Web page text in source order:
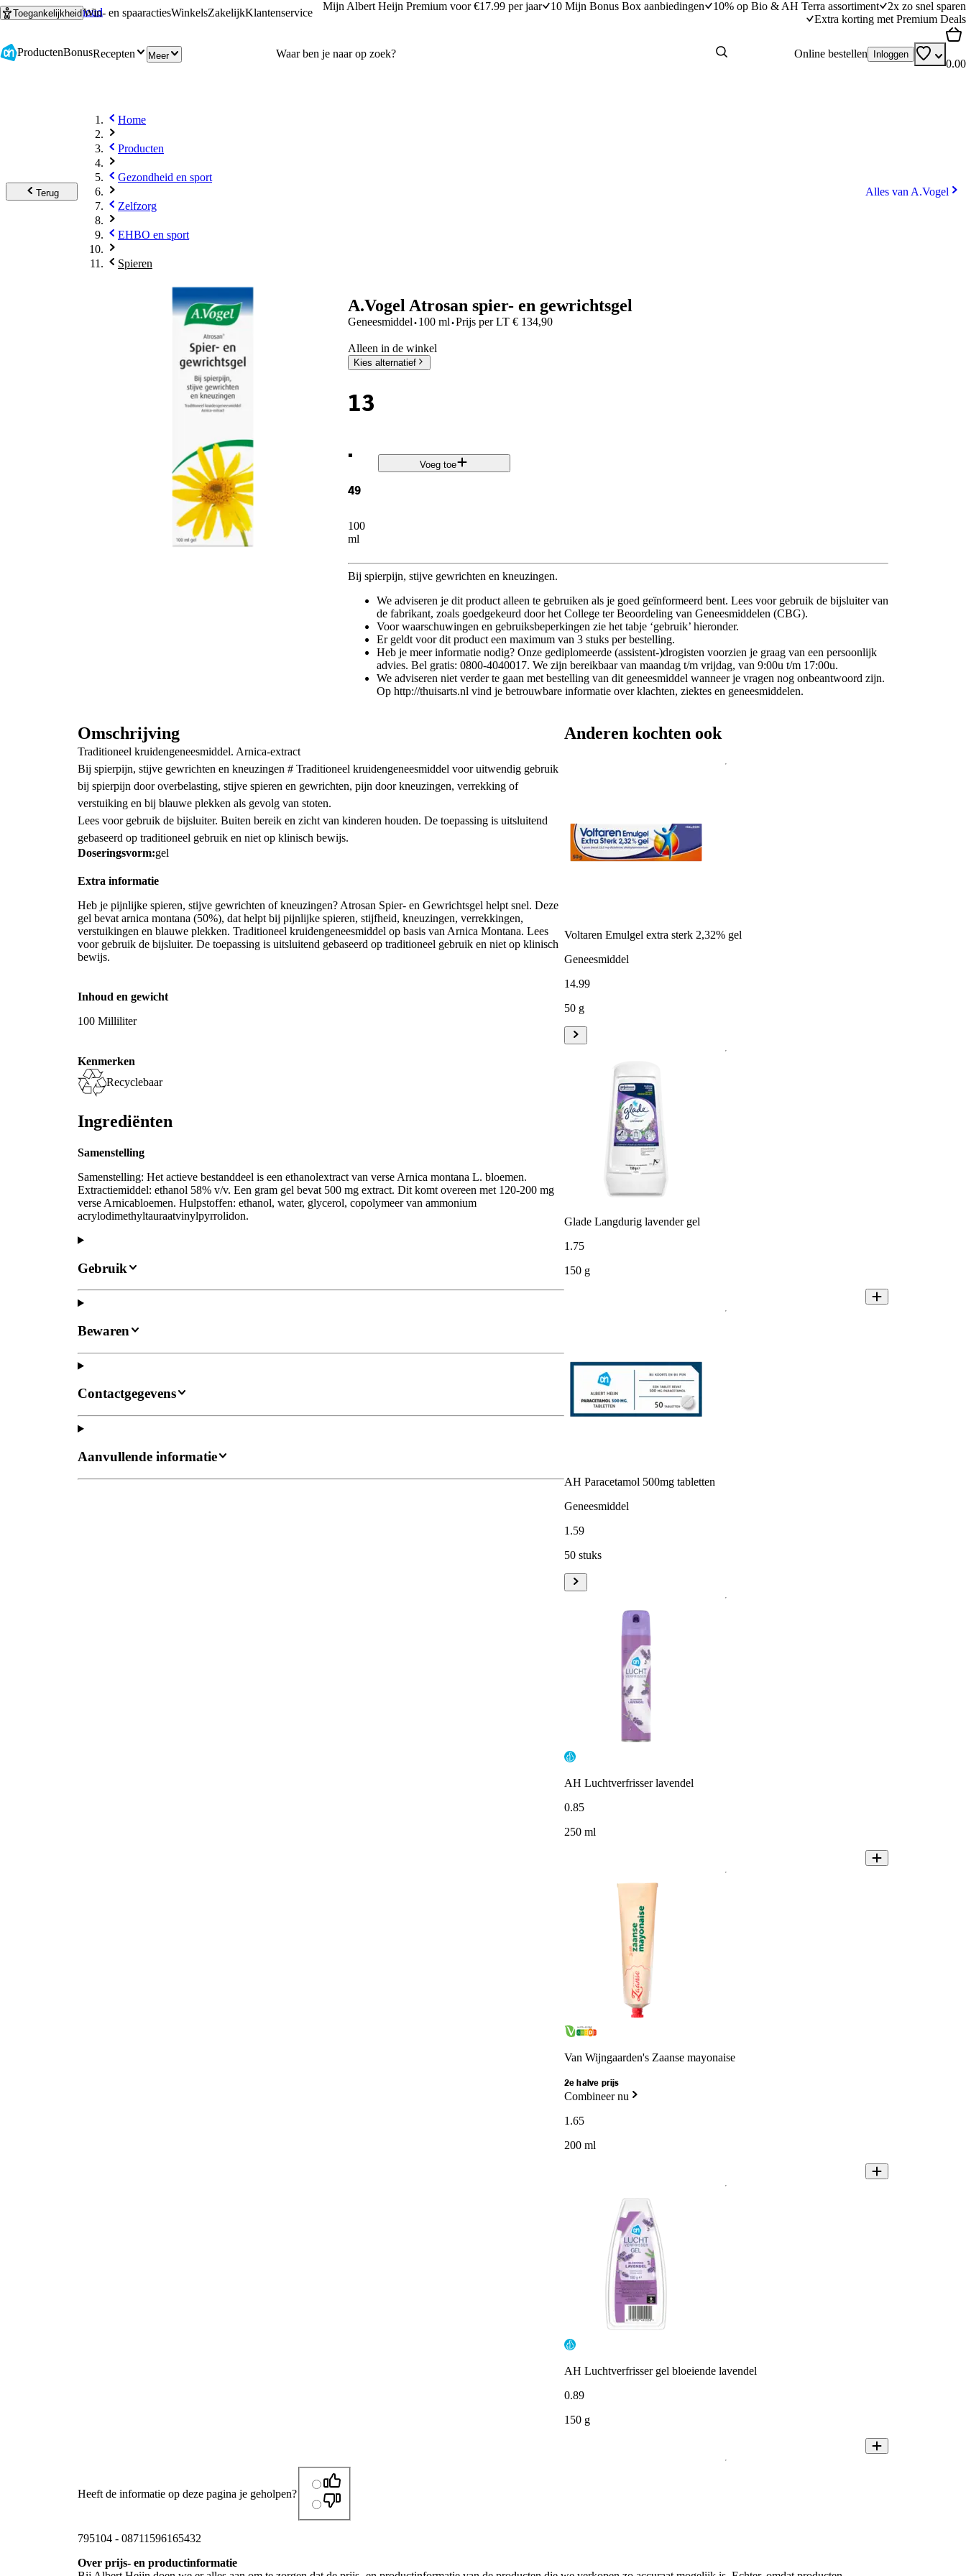
Ga naar hoofdinhoud
Ga naar zoeken
ToegankelijkheidWin- en spaaractiesWinkelsZakelijkKlantenservice
Mijn Albert Heijn Premium voor €17.99 per jaar 10 Mijn Bonus Box aanbiedingen 10% op Bio & AH Terra assortiment
2x zo snel sparen
Extra korting met Premium Deals
ProductenBonusRecepten Meer Online bestellen Inloggen
0.00
Terug
Home
Producten
Gezondheid en sport
Zelfzorg
EHBO en sport
Spieren
Alles van A.Vogel
A.Vogel Atrosan spier- en gewrichtsgel
Geneesmiddel·100 ml·Prijs per LT€ 134,90
Alleen in de winkel
Kies alternatief
13
.
49
100
ml
Voeg toe
Bij spierpijn, stijve gewrichten en kneuzingen.
We adviseren je dit product alleen te gebruiken als je goed geïnformeerd bent. Lees voor gebruik de bijsluiter van
de fabrikant, zoals goedgekeurd door het College ter Beoordeling van Geneesmiddelen (CBG).
Voor waarschuwingen en gebruiksbeperkingen zie het tabje ‘gebruik’ hieronder.
Er geldt voor dit product een maximum van 3 stuks per bestelling.
Heb je meer informatie nodig? Onze gediplomeerde (assistent-)drogisten voorzien je graag van een persoonlijk
advies. Bel gratis: 0800-4040017. We zijn bereikbaar van maandag t/m vrijdag, van 9:00u t/m 17:00u.
We adviseren niet verder te gaan met bestelling van dit geneesmiddel wanneer je vragen nog onbeantwoord zijn.
Op http://thuisarts.nl vind je betrouwbare informatie over klachten, ziektes en geneesmiddelen.
Omschrijving
Traditioneel kruidengeneesmiddel. Arnica-extract
Bij spierpijn, stijve gewrichten en kneuzingen # Traditioneel kruidengeneesmiddel voor uitwendig gebruik
bij spierpijn door overbelasting, stijve spieren en gewrichten, pijn door kneuzingen, verrekking of
verstuiking en bij blauwe plekken als gevolg van stoten.
Lees voor gebruik de bijsluiter. Buiten bereik en zicht van kinderen houden. De toepassing is uitsluitend
gebaseerd op traditioneel gebruik en niet op klinisch bewijs.
Doseringsvorm:gel
Extra informatie
Heb je pijnlijke spieren, stijve gewrichten of kneuzingen? Atrosan Spier- en Gewrichtsgel helpt snel. Deze
gel bevat arnica montana (50%), dat helpt bij pijnlijke spieren, stijfheid, kneuzingen, verrekkingen,
verstuikingen en blauwe plekken. Traditioneel kruidengeneesmiddel op basis van Arnica Montana. Lees
voor gebruik de bijsluiter. De toepassing is uitsluitend gebaseerd op traditioneel gebruik en niet op klinisch
bewijs.
Inhoud en gewicht
100 Milliliter
Kenmerken
Recyclebaar
Ingrediënten
Samenstelling
Samenstelling: Het actieve bestanddeel is een ethanolextract van verse Arnica montana L. bloemen.
Extractiemiddel: ethanol 58% v/v. Een gram gel bevat 500 mg extract. Dit komt overeen met 120-200 mg
verse Arnicabloemen. Hulpstoffen: ethanol, water, glycerol, copolymeer van ammonium
acrylodimethyltauraatvinylpyrrolidon.
Gebruik
Bewaren
Contactgegevens
Aanvullende informatie
Anderen kochten ook
Voltaren Emulgel extra sterk 2,32% gel
Geneesmiddel
14.99
50 g
Glade Langdurig lavender gel
1 .75
150 g
AH Paracetamol 500mg tabletten
Geneesmiddel
1 .59
50 stuks
AH Luchtverfrisser lavendel
0.85
250 ml
Van Wijngaarden's Zaanse mayonaise
2e halve prijs
Combineer nu
1 .65
200 ml
AH Luchtverfrisser gel bloeiende lavendel
0.89
150 g
Heeft de informatie op deze pagina je geholpen?
795104 - 08711596165432
Over prijs- en productinformatie